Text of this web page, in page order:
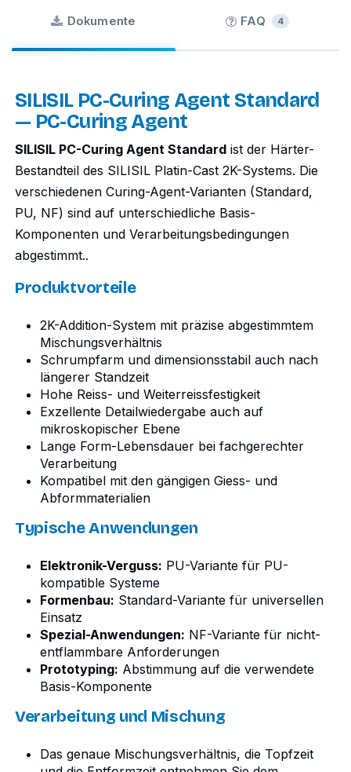
Dokumente FAQ 4
SILISIL PC-Curing Agent Standard
— PC-Curing Agent
SILISIL PC-Curing Agent Standard ist der Härter-
Bestandteil des SILISIL Platin-Cast 2K-Systems. Die
verschiedenen Curing-Agent-Varianten (Standard,
PU, NF) sind auf unterschiedliche Basis-
Komponenten und Verarbeitungsbedingungen
abgestimmt..
Produktvorteile
2K-Addition-System mit präzise abgestimmtem
Mischungsverhältnis
Schrumpfarm und dimensionsstabil auch nach
längerer Standzeit
Hohe Reiss- und Weiterreissfestigkeit
Exzellente Detailwiedergabe auch auf
mikroskopischer Ebene
Lange Form-Lebensdauer bei fachgerechter
Verarbeitung
Kompatibel mit den gängigen Giess- und
Abformmaterialien
Typische Anwendungen
Elektronik-Verguss: PU-Variante für PU-
kompatible Systeme
Formenbau: Standard-Variante für universellen
Einsatz
Spezial-Anwendungen: NF-Variante für nicht-
entflammbare Anforderungen
Prototyping: Abstimmung auf die verwendete
Basis-Komponente
Verarbeitung und Mischung
Das genaue Mischungsverhältnis, die Topfzeit